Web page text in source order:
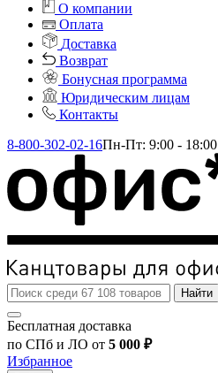
О компании
Оплата
Доставка
Возврат
Бонусная программа
Юридическим лицам
Контакты
8-800-302-02-16Пн-Пт: 9:00 - 18:00
Найти
Бесплатная доставка
по СПб и ЛО от 5 000 ₽
Избранное